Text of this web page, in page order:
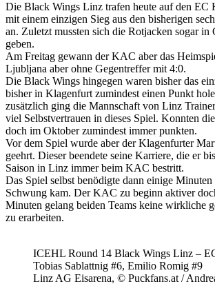
Die Black Wings Linz trafen heute auf den EC
mit einem einzigen Sieg aus den bisherigen
an. Zuletzt mussten sich die Rotjacken sogar in
geben.
Am Freitag gewann der KAC aber das
Ljubljana aber ohne Gegentreffer mit 4:0.
Die Black Wings hingegen waren bisher das
bisher in Klagenfurt zumindest einen Punkt
zusätzlich ging die Mannschaft von Linz
viel Selbstvertrauen in dieses Spiel. Konnten
doch im Oktober zumindest immer punkten.
Vor dem Spiel wurde aber der Klagenfurter
geehrt. Dieser beendete seine Karriere, die er
Saison in Linz immer beim KAC bestritt.
Das Spiel selbst benödigte dann einige
Schwung kam. Der KAC zu beginn aktiver
Minuten gelang beiden Teams keine wirkliche
zu erarbeiten.
ICEHL Round 14 Black Wings Linz –
Tobias Sablattnig #6, Emilio Romig #9
Linz AG Eisarena, © Puckfans.at /